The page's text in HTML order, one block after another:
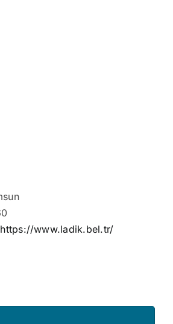
https://www.ladik.bel.tr/